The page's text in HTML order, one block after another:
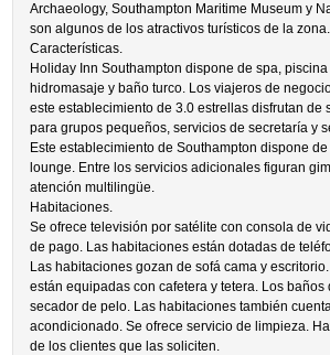
Archaeology, Southampton Maritime Museum y
son algunos de los atractivos turísticos de la zona.
Características.
Holiday Inn Southampton dispone de spa,
hidromasaje y baño turco. Los viajeros de
este establecimiento de 3.0 estrellas disfrutan de
para grupos pequeños, servicios de secretaría y
Este establecimiento de Southampton dispone
lounge. Entre los servicios adicionales figuran
atención multilingüe.
Habitaciones.
Se ofrece televisión por satélite con consola de
de pago. Las habitaciones están dotadas de
Las habitaciones gozan de sofá cama y
están equipadas con cafetera y tetera. Los
secador de pelo. Las habitaciones también
acondicionado. Se ofrece servicio de limpieza.
de los clientes que las soliciten.